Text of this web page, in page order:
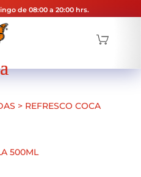
de 08:00 a 20:00 hrs.
> REFRESCO COCA